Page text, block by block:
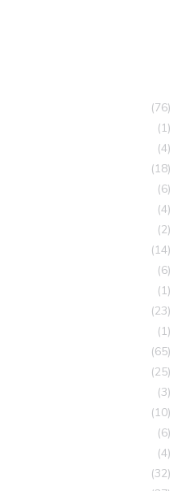
(76)
(1)
(4)
(18)
(6)
(4)
(2)
(14)
(6)
(1)
(23)
(1)
(65)
(25)
(3)
(10)
(6)
(4)
(32)